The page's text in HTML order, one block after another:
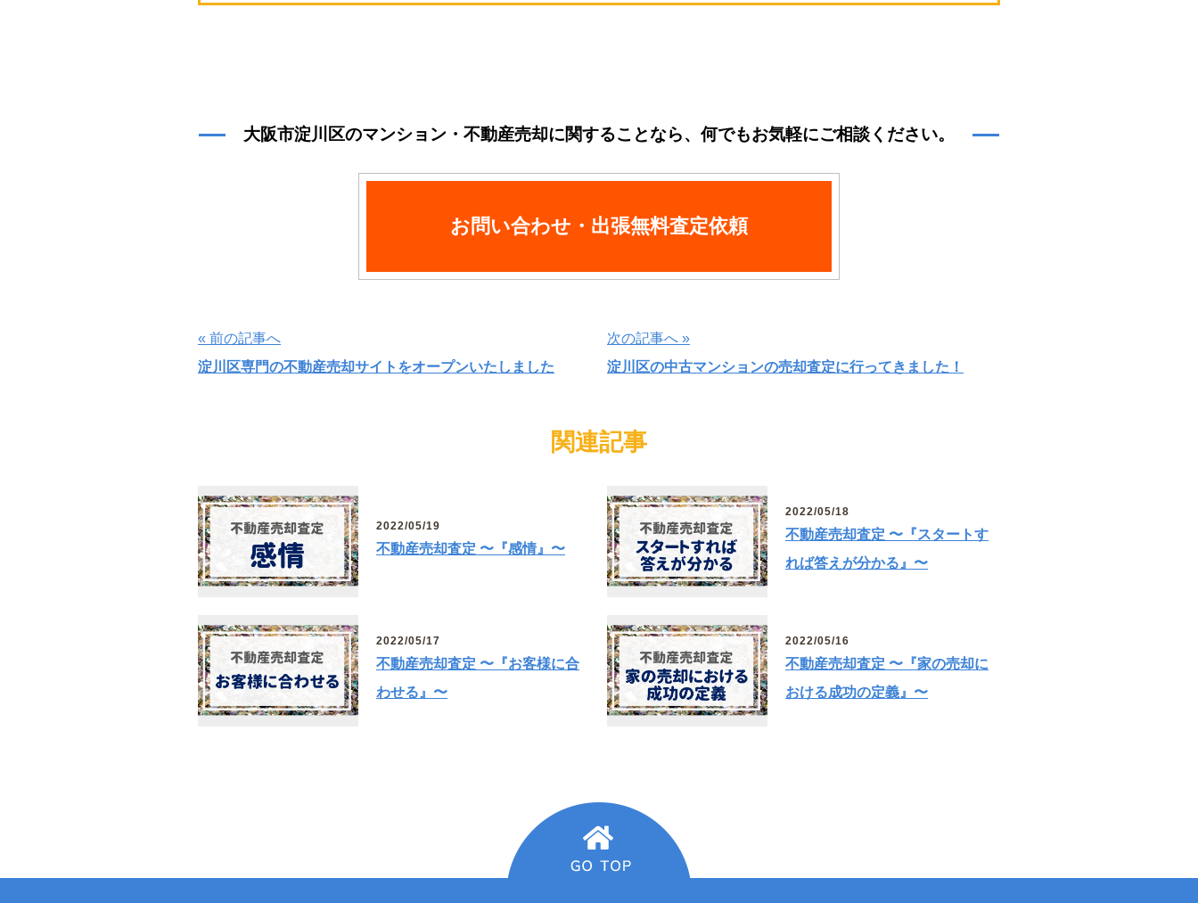
大阪市淀川区のマンション・不動産売却に関することなら、何でもお気軽にご相談ください。
お問い合わせ・出張無料査定依頼
« 前の記事へ
淀川区専門の不動産売却サイトをオープンいたしました
次の記事へ »
淀川区の中古マンションの売却査定に行ってきました！
関連記事
2022/05/19
不動産売却査定 〜『感情』〜
2022/05/18
不動産売却査定 〜『スタートす
れば答えが分かる』〜
2022/05/17
不動産売却査定 〜『お客様に合
わせる』〜
2022/05/16
不動産売却査定 〜『家の売却に
おける成功の定義』〜